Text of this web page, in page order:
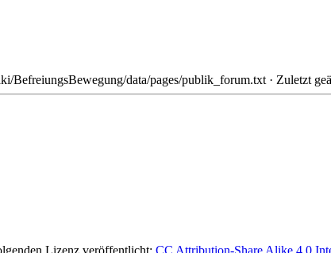
BefreiungsBewegung/data/pages/publik_forum.txt · Zuletzt